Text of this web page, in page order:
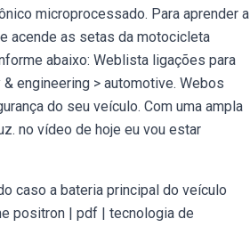
microprocessado. Para aprender a
acende as setas da motocicleta
abaixo: Weblista ligações para
engineering > automotive. Webos
do seu veículo. Com uma ampla
no vídeo de hoje eu vou estar
caso a bateria principal do veículo
positron | pdf | tecnologia de